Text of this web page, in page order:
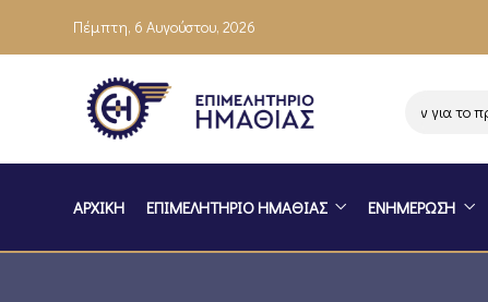
Πέμπτη, 6 Αυγούστου, 2026
Ενημέρωση επιχειρήσεων για το
ΑΡΧΙΚΗ ΕΠΙΜΕΛΗΤΗΡΙΟ ΗΜΑΘΙΑΣ ΕΝΗΜΕΡΩΣΗ